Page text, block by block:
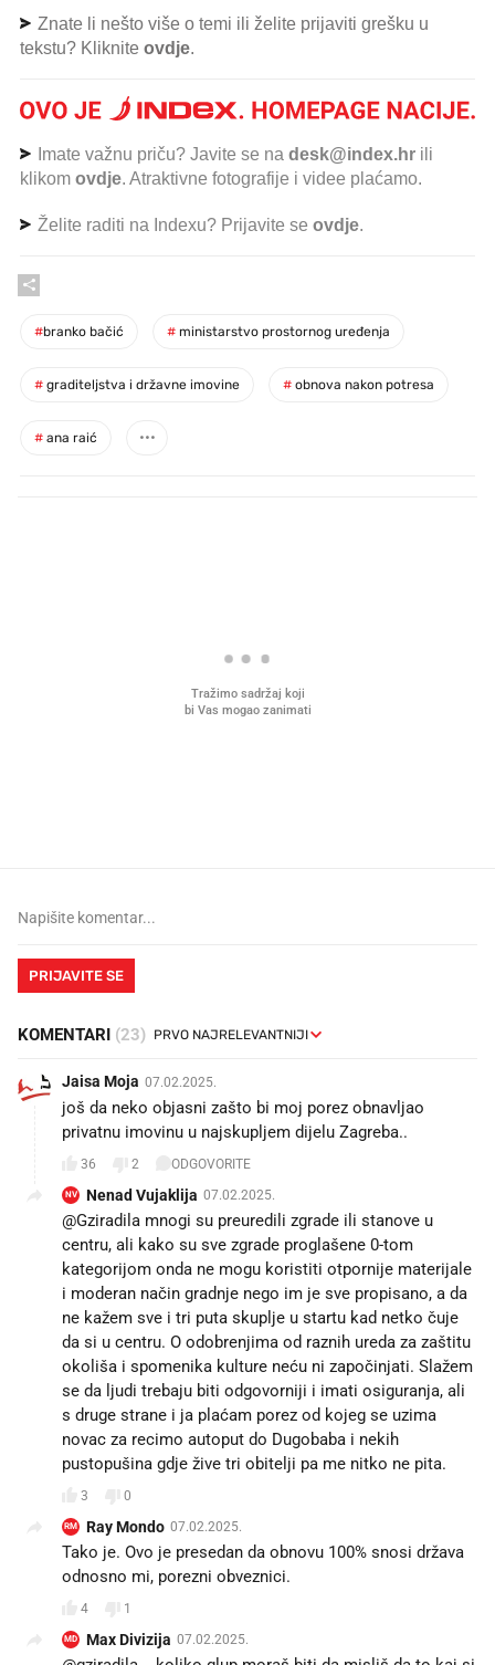
Znate li nešto više o temi ili želite prijaviti grešku u
tekstu? Kliknite ovdje.
Imate važnu priču? Javite se na desk@index.hr ili
klikom ovdje. Atraktivne fotografije i videe plaćamo.
Želite raditi na Indexu? Prijavite se ovdje.
#branko bačić # ministarstvo prostornog uređenja
# graditeljstva i državne imovine # obnova nakon potresa
# ana raić
PRIJAVITE SE
KOMENTARI (23)
Jaisa Moja 07.02.2025.
još da neko objasni zašto bi moj porez obnavljao
privatnu imovinu u najskupljem dijelu Zagreba..
36 2 ODGOVORITE
NV Nenad Vujaklija 07.02.2025.
@Gziradila mnogi su preuredili zgrade ili stanove u
centru, ali kako su sve zgrade proglašene 0-tom
kategorijom onda ne mogu koristiti otpornije materijale
i moderan način gradnje nego im je sve propisano, a da
ne kažem sve i tri puta skuplje u startu kad netko čuje
da si u centru. O odobrenjima od raznih ureda za zaštitu
okoliša i spomenika kulture neću ni započinjati. Slažem
se da ljudi trebaju biti odgovorniji i imati osiguranja, ali
s druge strane i ja plaćam porez od kojeg se uzima
novac za recimo autoput do Dugobaba i nekih
pustopušina gdje žive tri obitelji pa me nitko ne pita.
3 0
RM Ray Mondo 07.02.2025.
Tako je. Ovo je presedan da obnovu 100% snosi država
odnosno mi, porezni obveznici.
4 1
MD Max Divizija 07.02.2025.